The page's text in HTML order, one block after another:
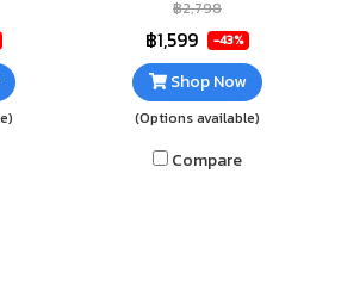
ะจก
ริมฟอยกันความร้อนใต้กระจก
ทำความสะอาดง่าย
฿2,798
฿1,599 -43%
Shop Now
(Options available)
Compare